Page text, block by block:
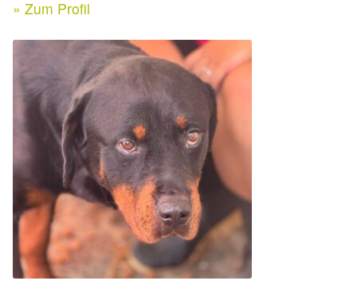
Aktuelle Spenden 2026
Ihre/Eure Spenden – Januar bis Juni 2026
Spenden 2025
Juli bis Dezember 2025
Januar bis Juni 2025
Spenden 2024
Kontakt & Rechtliches
Facebook
Instagram
» Zum Profil